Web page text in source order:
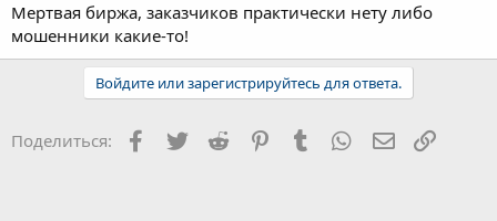
Мертвая биржа, заказчиков практически нету либо
мошенники какие-то!
Войдите или зарегистрируйтесь для ответа.
Поделиться: Facebook
Twitter Reddit PinterestTumblr WhatsApp